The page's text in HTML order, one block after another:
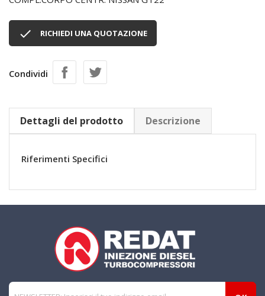
 RICHIEDI UNA QUOTAZIONE
Condividi
Dettagli del prodotto Descrizione
Riferimenti Specifici